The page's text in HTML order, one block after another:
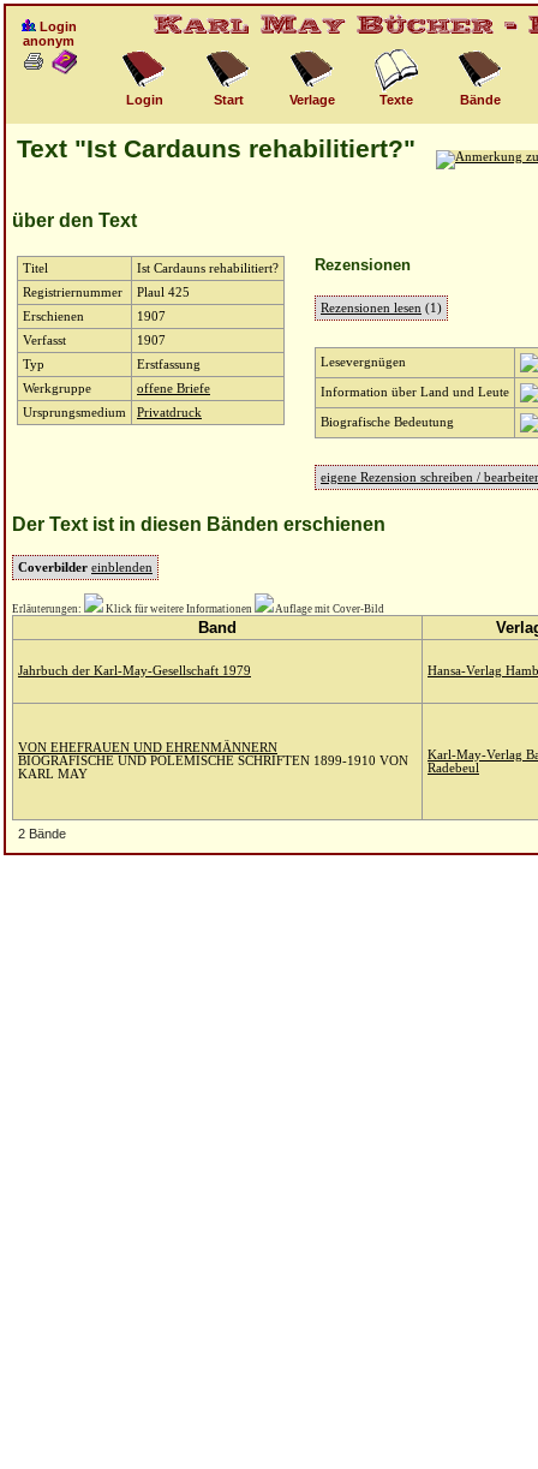
Login
anonym
Login Start Verlage Texte Bände
Text "Ist Cardauns rehabilitiert?"
über den Text
Titel
Ist Cardauns rehabilitiert?
Registriernummer
Plaul 425
Erschienen
1907
Verfasst
1907
Typ
Erstfassung
Werkgruppe
offene Briefe
Ursprungsmedium
Privatdruck
Rezensionen
Rezensionen lesen (1)
Lesevergnügen
Information über Land und Leute
Biografische Bedeutung
eigene Rezension schreiben /
Der Text ist in diesen Bänden erschienen
Coverbilder einblenden
Erläuterungen: Klick für weitere Informationen Auflage mit Cover-Bild
Band
Jahrbuch der Karl-May-Gesellschaft 1979 Hansa-Verlag
VON EHEFRAUEN UND EHRENMÄNNERN
BIOGRAFISCHE UND POLEMISCHE SCHRIFTEN 1899-1910 VON
KARL MAY
Karl-May-Verlag
Radebeul
2 Bände